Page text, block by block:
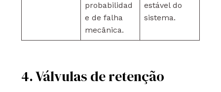
probabilidad
e de falha
mecânica.
estável do
sistema.
4. Válvulas de retenção